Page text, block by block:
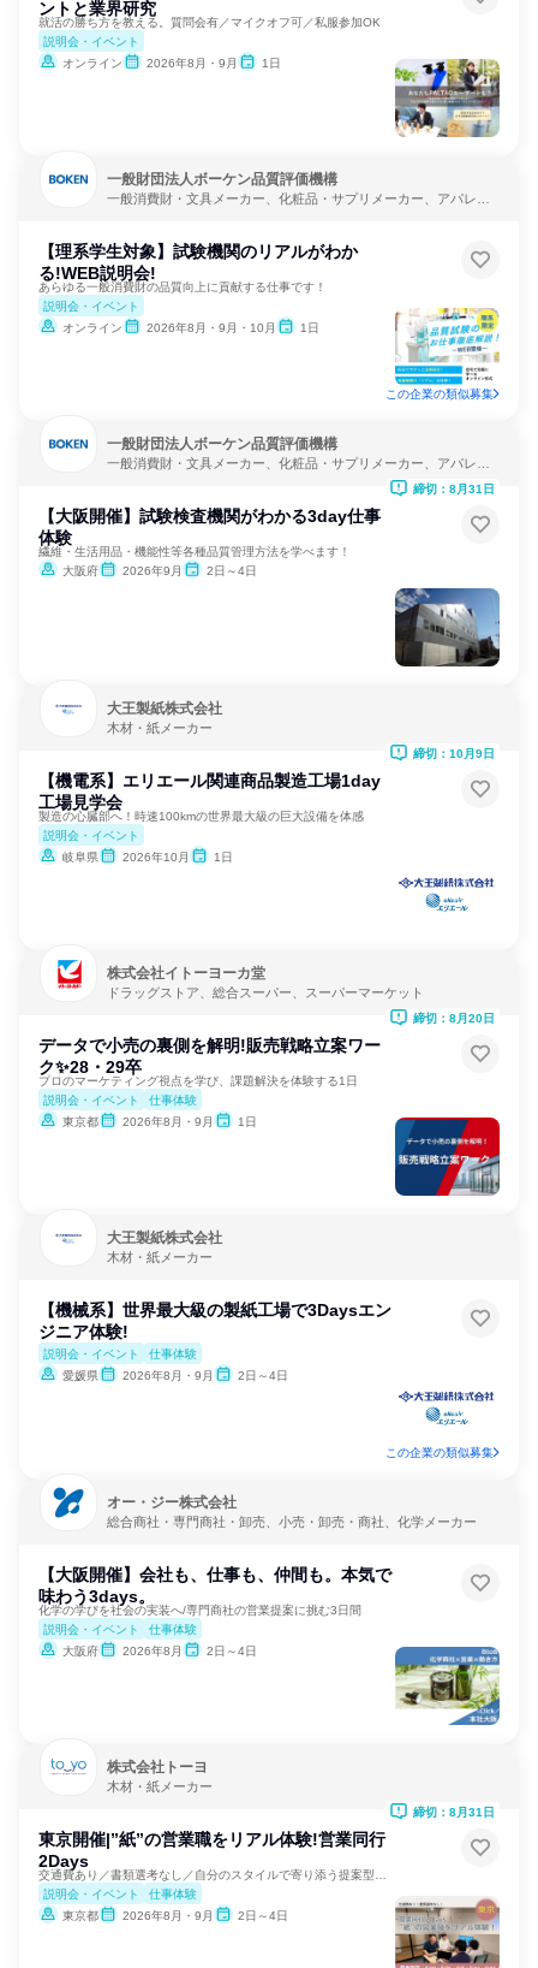
ントと業界研究
就活の勝ち方を教える。質問会有／マイクオフ可／私服参加OK
説明会・イベント
オンライン
2026年8月・9月 1日
一般財団法人ボーケン品質評価機構
一般消費財・文具メーカー、化粧品・サプリメーカー、アパレ
【理系学生対象】試験機関のリアルがわか
る!WEB説明会!
あらゆる一般消費財の品質向上に貢献する仕事です！
説明会・イベント
オンライン
2026年8月・9月・10月 1日
この企業の類似募集
一般財団法人ボーケン品質評価機構
一般消費財・文具メーカー、化粧品・サプリメーカー、アパレ
【大阪開催】試験検査機関がわかる3day仕事
体験
繊維・生活用品・機能性等各種品質管理方法を学べます！
大阪府
2026年9月 2日～4日
締切：8月31日
大王製紙株式会社
木材・紙メーカー
【機電系】エリエール関連商品製造工場1day
工場見学会
製造の心臓部へ！時速100kmの世界最大級の巨大設備を体感
説明会・イベント
岐阜県
2026年10月 1日
締切：10月9日
株式会社イトーヨーカ堂
ドラッグストア、総合スーパー、スーパーマーケット
データで小売の裏側を解明!販売戦略立案ワー
ク✨28・29卒
プロのマーケティング視点を学び、課題解決を体験する1日
説明会・イベント
仕事体験
東京都
2026年8月・9月 1日
締切：8月20日
大王製紙株式会社
木材・紙メーカー
【機械系】世界最大級の製紙工場で3Daysエン
ジニア体験!
説明会・イベント
仕事体験
愛媛県
2026年8月・9月 2日～4日
この企業の類似募集
オー・ジー株式会社
総合商社・専門商社・卸売、小売・卸売・商社、化学メーカー
【大阪開催】会社も、仕事も、仲間も。本気で
味わう3days。
化学の学びを社会の実装へ/専門商社の営業提案に挑む3日間
説明会・イベント
仕事体験
大阪府
2026年8月 2日～4日
株式会社トーヨ
木材・紙メーカー
東京開催|”紙”の営業職をリアル体験!営業同行
2Days
説明会・イベント
仕事体験
東京都
2026年8月・9月 2日～4日
締切：8月31日